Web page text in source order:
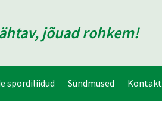
jõuad rohkem!
spordiliidud Sündmused Kontakt